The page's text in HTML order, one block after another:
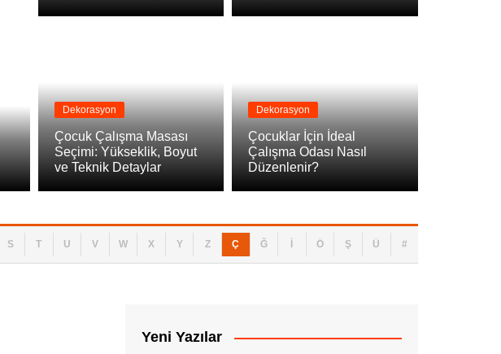
Dekorasyon
Çocuk Çalışma Masası Seçimi: Yükseklik, Boyut ve
Detaylar
Dekorasyon
Çocuk Çalışma Masası
Seçimi: Yükseklik, Boyut
ve Teknik Detaylar
Dekorasyon
Çocuklar İçin İdeal
Çalışma Odası Nasıl
Düzenlenir?
S T U V W X Y Z Ç Ğ Ö Ş Ü #
Yeni Yazılar